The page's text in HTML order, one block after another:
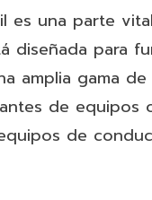
es una parte
diseñada para
amplia gama
de equipos
de